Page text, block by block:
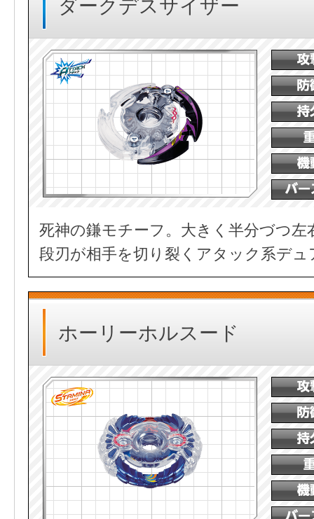
ダークデスサイザー
死神の鎌モチーフ。大きく半分づつ
段刃が相手を切り裂くアタック系デ
ホーリーホルスード